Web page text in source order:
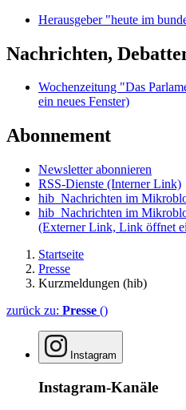
Herausgeber "heute im
Nachrichten,
Wochenzeitung "Das
ein neues Fenster)
Abonnement
Newsletter abonnieren
RSS-Dienste (Interner Link)
hib_Nachrichten im
hib_Nachrichten im
(Externer Link, Link öffnet
Startseite
Presse
Kurzmeldungen (hib)
zurück zu: Presse ()
Instagram
Instagram-Kanäle